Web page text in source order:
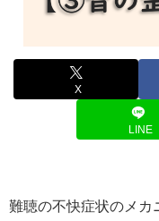
X
LINE
難聴の不快症状のメカ